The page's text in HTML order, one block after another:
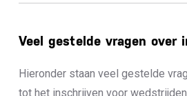
Veel gestelde vragen over
Hieronder staan veel gestelde
tot het inschrijven voor